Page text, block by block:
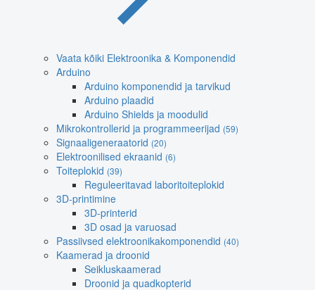
Vaata kõiki Elektroonika & Komponendid
Arduino
Arduino komponendid ja tarvikud
Arduino plaadid
Arduino Shields ja moodulid
Mikrokontrollerid ja programmeerijad (59)
Signaaligeneraatorid (20)
Elektroonilised ekraanid (6)
Toiteplokid (39)
Reguleeritavad laboritoiteplokid
3D-printimine
3D-printerid
3D osad ja varuosad
Passiivsed elektroonikakomponendid (40)
Kaamerad ja droonid
Seikluskaamerad
Droonid ja quadkopterid